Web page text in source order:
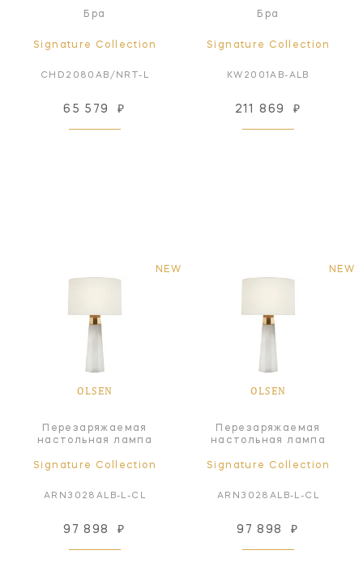
Бра
Signature Collection
CHD2080AB/NRT-L
65 579 ₽
Бра
Signature Collection
KW2001AB-ALB
211 869 ₽
NEW
OLSEN
Перезаряжаемая
настольная лампа
Signature Collection
ARN3028ALB-L-CL
97 898 ₽
NEW
OLSEN
Перезаряжаемая
настольная лампа
Signature Collection
ARN3028ALB-L-CL
97 898 ₽